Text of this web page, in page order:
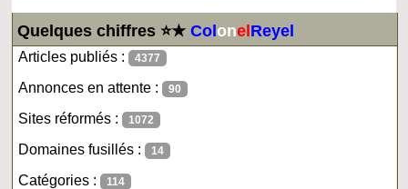
Quelques chiffres ⭐★ColonelReyel
Articles publiés : 4377
Annonces en attente : 90
Sites réformés : 1072
Domaines fusillés : 14
Catégories : 114